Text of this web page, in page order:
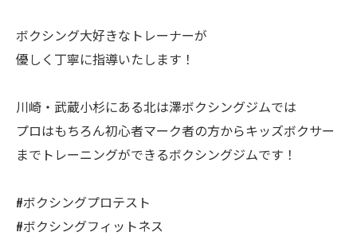
ボクシング大好きなトレーナーが
優しく丁寧に指導いたします！
川崎・武蔵小杉にある北は澤ボクシングジムでは
プロはもちろん初心者マーク者の方からキッズボクサー
までトレーニングができるボクシングジムです！
#ボクシングプロテスト
#ボクシングフィットネス